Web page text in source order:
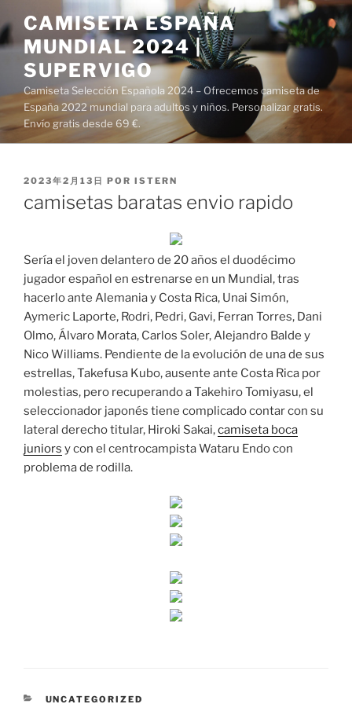
al
contenido
CAMISETA ESPAÑA
MUNDIAL 2024 |
SUPERVIGO
Camiseta Selección Española 2024 – Ofrecemos camiseta de
España 2022 mundial para adultos y niños. Personalizar gratis.
Envío gratis desde 69 €.
PUBLICADO
2023年2月13日 POR ISTERN
camisetas baratas envio rapido
Sería el joven delantero de 20 años el duodécimo
jugador español en estrenarse en un Mundial, tras
hacerlo ante Alemania y Costa Rica, Unai Simón,
Aymeric Laporte, Rodri, Pedri, Gavi, Ferran Torres, Dani
Olmo, Álvaro Morata, Carlos Soler, Alejandro Balde y
Nico Williams. Pendiente de la evolución de una de sus
estrellas, Takefusa Kubo, ausente ante Costa Rica por
molestias, pero recuperando a Takehiro Tomiyasu, el
seleccionador japonés tiene complicado contar con su
lateral derecho titular, Hiroki Sakai,camiseta boca
juniors y con el centrocampista Wataru Endo con
problema de rodilla.
CATEGORÍAS
UNCATEGORIZED